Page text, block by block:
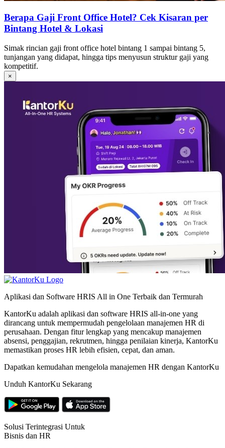
Berapa Gaji Front Office Hotel? Cek Kisaran per
Bintang Hotel & Lokasi
Simak rincian gaji front office hotel bintang 1 sampai bintang 5,
tunjangan yang didapat, hingga tips menyusun struktur gaji yang
kompetitif.
×
Aplikasi dan Software HRIS All in One Terbaik dan Termurah
KantorKu adalah aplikasi dan software HRIS all-in-one yang
dirancang untuk mempermudah pengelolaan manajemen HR di
perusahaan. Dengan fitur lengkap yang mencakup manajemen
absensi, penggajian, rekrutmen, hingga penilaian kinerja, KantorKu
memastikan proses HR lebih efisien, cepat, dan aman.
Dapatkan kemudahan mengelola manajemen HR dengan KantorKu
Unduh KantorKu Sekarang
Solusi Terintegrasi Untuk
Bisnis dan HR